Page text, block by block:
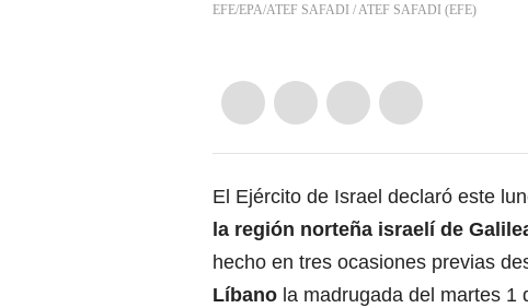
EFE/EPA/ATEF SAFADI /ATEF SAFADI (EFE)
El Ejército de Israel declaró este
la región norteña israelí de
hecho en tres ocasiones previas
Líbano la madrugada del martes 1